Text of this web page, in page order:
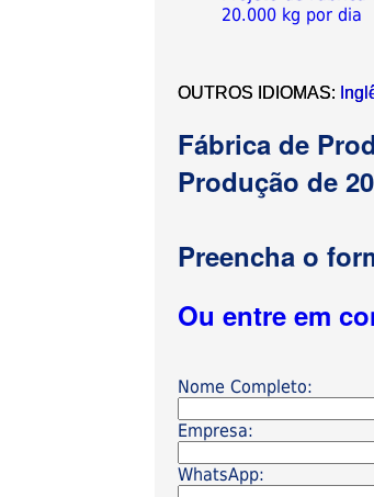
20.000 kg por dia
OUTROS IDIOMAS:
Fábrica de
Produção de
Preencha o
Ou entre em
Nome Completo:
Empresa:
WhatsApp: